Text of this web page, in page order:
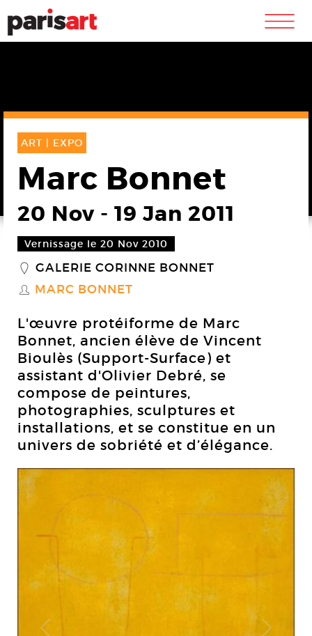
m
ART | EXPO
Marc Bonnet
20 Nov - 19 Jan 2011
Vernissage le 20 Nov 2010
_ GALERIE CORINNE BONNET
S MARC BONNET
L'œuvre protéiforme de Marc
Bonnet, ancien élève de Vincent
Bioulès (Support-Surface) et
assistant d'Olivier Debré, se
compose de peintures,
photographies, sculptures et
installations, et se constitue en un
univers de sobriété et d’élégance.